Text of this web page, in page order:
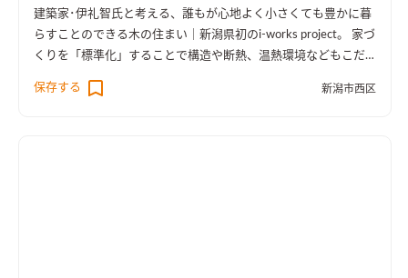
建築家･伊礼智氏と考える、誰もが心地よく小さくても豊かに暮
らすことのできる木の住まい｜新潟県初のi-works project。 家づ
くりを「標準化」することで構造や断熱、温熱環境などもこだ
ある住まいです。
保存する 新潟市西区